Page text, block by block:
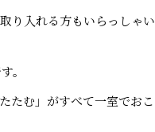
り入れる方もいらっしゃい
。
たむ」がすべて一室でおこ